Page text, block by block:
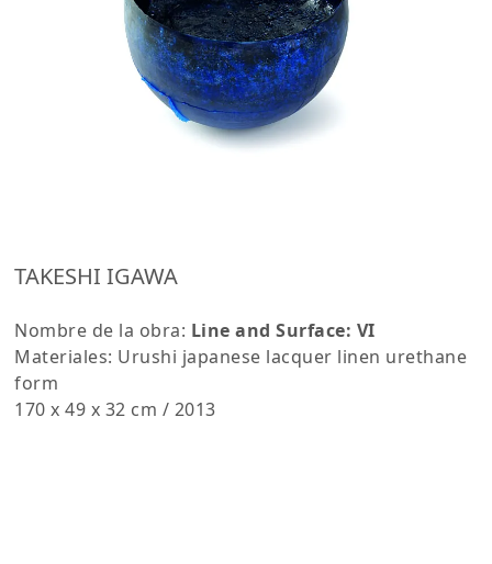
TAKESHI IGAWA
Nombre de la obra: Line and Surface: VI
Materiales: Urushi japanese lacquer linen urethane
form
170 x 49 x 32 cm / 2013